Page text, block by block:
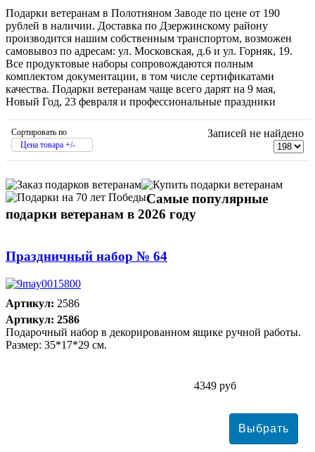
Подарки ветеранам в Полотняном Заводе по цене от 190
рублей в наличии. Доставка по Дзержинскому району
производится нашим собственным транспортом, возможен
самовывоз по адресам: ул. Московская, д.6 и ул. Горняк, 19.
Все продуктовые наборы сопровождаются полным
комплектом документации, в том числе сертификатами
качества. Подарки ветеранам чаще всего дарят на 9 мая,
Новый Год, 23 февраля и профессиональные праздники
Сортировать по
Цена товара +/-
Записей не найдено
Самые популярные
подарки ветеранам в 2026 году
Праздничный набор № 64
Артикул: 2586
Артикул: 2586
Подарочный набор в декорированном ящике ручной работы.
Размер: 35*17*29 см.
4349 руб